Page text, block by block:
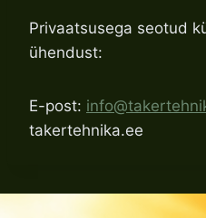
Privaatsusega seotud
ühendust:
E-post:
takertehnika.ee